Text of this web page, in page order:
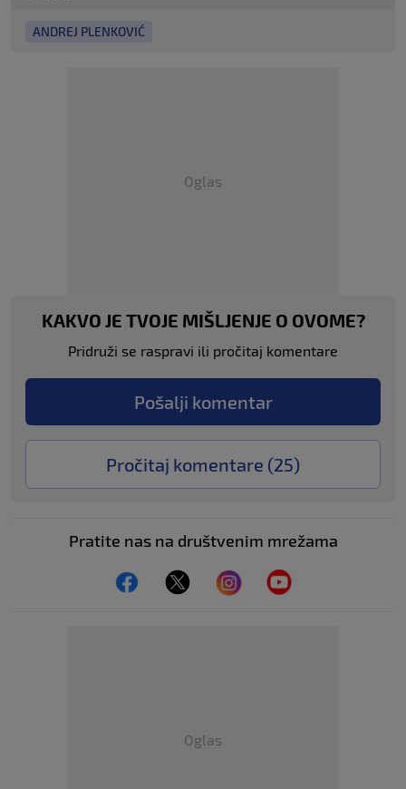
ANDREJ PLENKOVIĆ
Oglas
KAKVO JE TVOJE MIŠLJENJE O OVOME?
Pridruži se raspravi ili pročitaj komentare
Pošalji komentar
Pročitaj komentare (25)
Pratite nas na društvenim mrežama
Oglas